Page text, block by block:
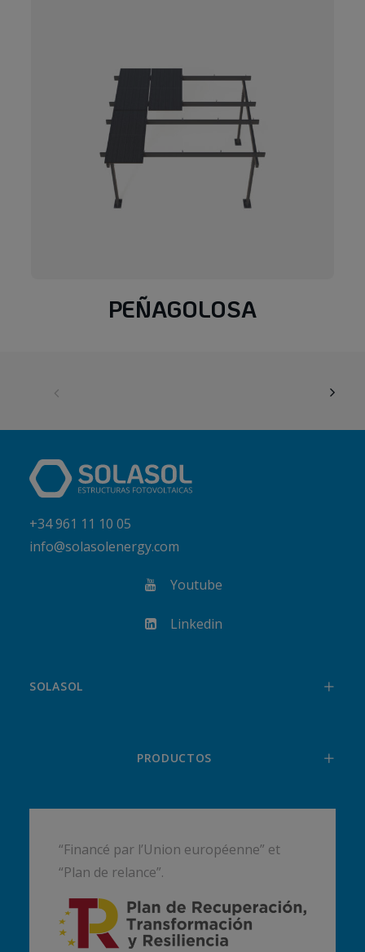
PEÑAGOLOSA
+34 961 11 10 05
info@solasolenergy.com
Youtube
Linkedin
SOLASOL
PRODUCTOS
“Financé par l’Union européenne” et
“Plan de relance”.